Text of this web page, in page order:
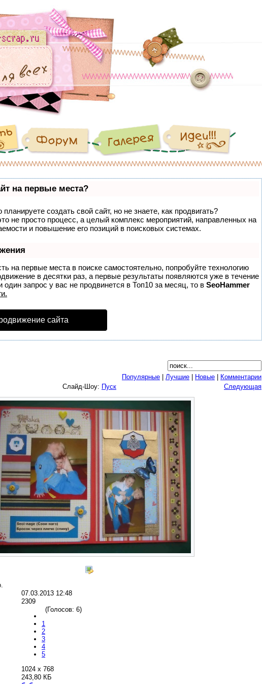
на первые места?
создать свой сайт, но не знаете, как продвигать?
не просто процесс, а целый комплекс мероприятий, направленных на
и повышение его позиций в поисковых системах.
на первые места в поиске самостоятельно, попробуйте технологию
в десятки раз, а первые результаты появляются уже в течение
запрос у вас не продвинется в Топ10 за месяц, то в SeoHammer
сайта
Популярные Лучшие Новые
Комментарии
Слайд-Шоу: Пуск Следующая
07.03.2013 12:48
2309
1
2
3
4
5
(Голосов: 6)
1024 x 768
243,80 КБ